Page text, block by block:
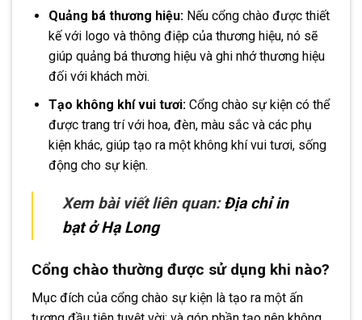
Quảng bá thương hiệu:Nếu cổng chào được thiết
kế với logo và thông điệp của thương hiệu, nó sẽ
giúp quảng bá thương hiệu và ghi nhớ thương hiệu
đối với khách mời.
Tạo không khí vui tươi:Cổng chào sự kiện có thể
được trang trí với hoa, đèn, màu sắc và các phụ
kiện khác, giúp tạo ra một không khí vui tươi, sống
động cho sự kiện.
Xem bài viết liên quan:Địa chỉ in
bạt ở Hạ Long
Cổng chào thường được sử dụng khi nào?
Mục đích của cổng chào sự kiện là tạo ra một ấn